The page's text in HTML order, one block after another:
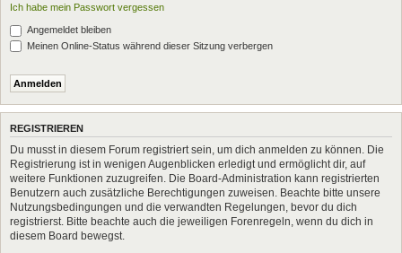
Ich habe mein Passwort vergessen
Angemeldet bleiben
Meinen Online-Status während dieser Sitzung verbergen
REGISTRIEREN
Du musst in diesem Forum registriert sein, um dich anmelden zu können. Die
Registrierung ist in wenigen Augenblicken erledigt und ermöglicht dir, auf
weitere Funktionen zuzugreifen. Die Board-Administration kann registrierten
Benutzern auch zusätzliche Berechtigungen zuweisen. Beachte bitte unsere
Nutzungsbedingungen und die verwandten Regelungen, bevor du dich
registrierst. Bitte beachte auch die jeweiligen Forenregeln, wenn du dich in
diesem Board bewegst.